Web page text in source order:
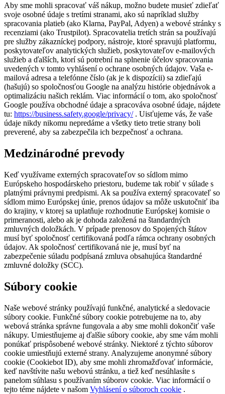
Aby sme mohli spracovať váš nákup, možno budete musieť zdieľať
svoje osobné údaje s tretími stranami, ako sú napríklad služby
spracovania platieb (ako Klarna, PayPal, Adyen) a webové stránky s
recenziami (ako Trustpilot). Spracovatelia tretích strán sa používajú
pre služby zákazníckej podpory, nástroje, ktoré spravujú platformu,
poskytovateľov analytických služieb, poskytovateľov e-mailových
služieb a ďalších, ktorí sú potrební na splnenie účelov spracovania
uvedených v tomto vyhlásení o ochrane osobných údajov. Vaša e-
mailová adresa a telefónne číslo (ak je k dispozícii) sa zdieľajú
(hašujú) so spoločnosťou Google na analýzu histórie objednávok a
optimalizáciu našich reklám. Viac informácií o tom, ako spoločnosť
Google používa obchodné údaje a spracováva osobné údaje, nájdete
tu: https://business.safety.google/privacy/. Uisťujeme vás, že vaše
údaje nikdy nikomu nepredáme a všetky tieto tretie strany boli
preverené, aby sa zabezpečila ich bezpečnosť a ochrana.
Medzinárodné prevody
Keď využívame externých spracovateľov so sídlom mimo
Európskeho hospodárskeho priestoru, budeme tak robiť v súlade s
platnými právnymi predpismi. Ak sa používa externý spracovateľ so
sídlom mimo Európskej únie, prenos údajov sa môže uskutočniť iba
do krajiny, v ktorej sa uplatňuje rozhodnutie Európskej komisie o
primeranosti, alebo ak je dohoda založená na štandardných
zmluvných doložkách. V prípade prenosov do Spojených štátov
musí byť spoločnosť certifikovaná podľa rámca ochrany osobných
údajov. Ak spoločnosť certifikovaná nie je, musí byť na
zabezpečenie súladu podpísaná zmluva obsahujúca štandardné
zmluvné doložky (SCC).
Súbory cookie
Naše webové stránky používajú funkčné, analytické a sledovacie
súbory cookie. Funkčné súbory cookie potrebujeme na to, aby
webová stránka správne fungovala a aby sme mohli dokončiť vaše
nákupy. Umiestňujeme aj ďalšie súbory cookie, aby sme vám mohli
ponúkať prispôsobené webové stránky. Niektoré z týchto súborov
cookie umiestňujú externé strany. Analyzujeme anonymné súbory
cookie (Cookiebot ID), aby sme mohli zhromažďovať informácie,
keď navštívite našu webovú stránku, a tiež keď nesúhlasíte s
panelom súhlasu s používaním súborov cookie. Viac informácií o
tejto téme nájdete v našom Vyhlásení o súboroch cookie .